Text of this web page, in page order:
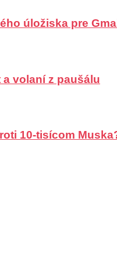
úložiska pre
volaní z paušálu
10-tisícom